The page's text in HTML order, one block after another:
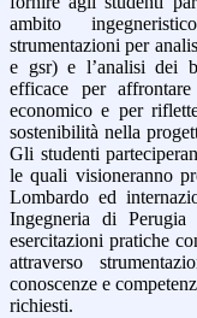
ambito
strumentazioni per
e gsr) e l’analisi dei
efficace per
economico e per
sostenibilità nella
Gli studenti
le quali visioneranno
Lombardo ed
Ingegneria di
esercitazioni pratiche
attraverso
conoscenze e
richiesti.